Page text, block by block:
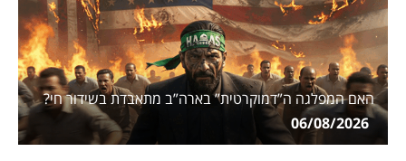
האם המפלגה ה”דמוקרטית” בארה”ב מתאבדת בשידור חי?
06/08/2026